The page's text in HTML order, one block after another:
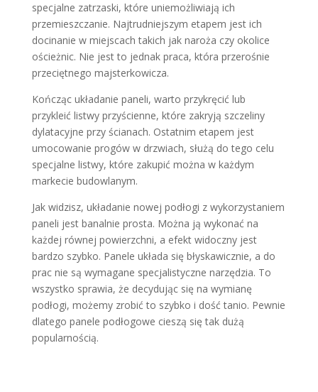
specjalne zatrzaski, które uniemożliwiają ich
przemieszczanie. Najtrudniejszym etapem jest ich
docinanie w miejscach takich jak naroża czy okolice
ościeżnic. Nie jest to jednak praca, która przerośnie
przeciętnego majsterkowicza.
Kończąc układanie paneli, warto przykręcić lub
przykleić listwy przyścienne, które zakryją szczeliny
dylatacyjne przy ścianach. Ostatnim etapem jest
umocowanie progów w drzwiach, służą do tego celu
specjalne listwy, które zakupić można w każdym
markecie budowlanym.
Jak widzisz, układanie nowej podłogi z wykorzystaniem
paneli jest banalnie prosta. Można ją wykonać na
każdej równej powierzchni, a efekt widoczny jest
bardzo szybko. Panele układa się błyskawicznie, a do
prac nie są wymagane specjalistyczne narzędzia. To
wszystko sprawia, że decydując się na wymianę
podłogi, możemy zrobić to szybko i dość tanio. Pewnie
dlatego panele podłogowe cieszą się tak dużą
popularnością.